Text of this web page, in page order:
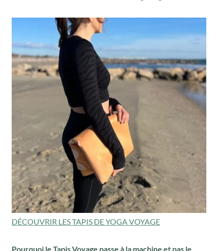
DÉCOUVRIR LES TAPIS DE YOGA VOYAGE
Pourquoi le Tapis Voyage passe à la machine et pas le